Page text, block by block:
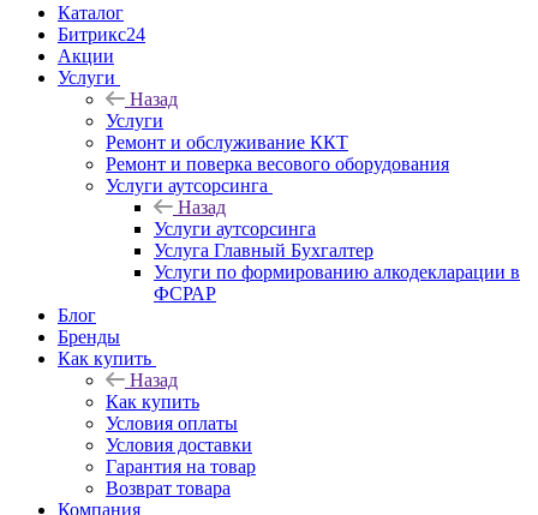
Каталог
Битрикс24
Акции
Услуги
Назад
Услуги
Ремонт и обслуживание ККТ
Ремонт и поверка весового оборудования
Услуги аутсорсинга
Назад
Услуги аутсорсинга
Услуга Главный Бухгалтер
Услуги по формированию алкодекларации в
ФСРАР
Блог
Бренды
Как купить
Назад
Как купить
Условия оплаты
Условия доставки
Гарантия на товар
Возврат товара
Компания